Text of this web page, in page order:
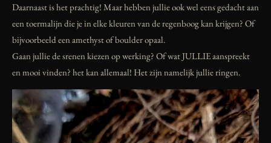
Daarnaast is het prachtig! Maar hebben jullie ook wel eens gedacht aan
een toermalijn die je in elke kleuren van de regenboog kan krijgen? Of
bijvoorbeeld een amethyst of boulder opaal.
Gaan jullie de srenen kiezen op werking? Of wat JULLIE aanspreekt
en mooi vinden? het kan allemaal! Het zijn namelijk jullie ringen.